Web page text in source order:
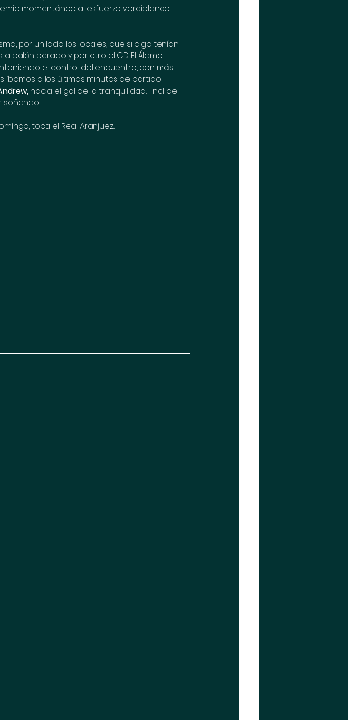
momentáneo al esfuerzo verdiblanco.
por un lado los locales, que si algo tenían
balón parado y por otro el CD El Álamo
el control del encuentro, con más
íbamos a los últimos minutos de partido
hacia el gol de la tranquilidad...Final del
toca el Real Aranjuez...